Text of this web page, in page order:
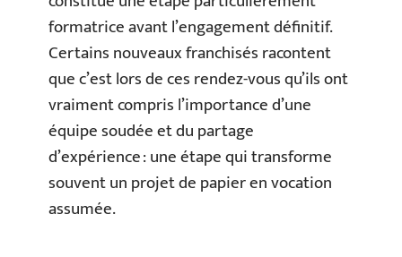
formatrice avant l’engagement définitif.
Certains nouveaux franchisés racontent
que c’est lors de ces rendez-vous qu’ils ont
vraiment compris l’importance d’une
équipe soudée et du partage
d’expérience : une étape qui transforme
souvent un projet de papier en vocation
assumée.